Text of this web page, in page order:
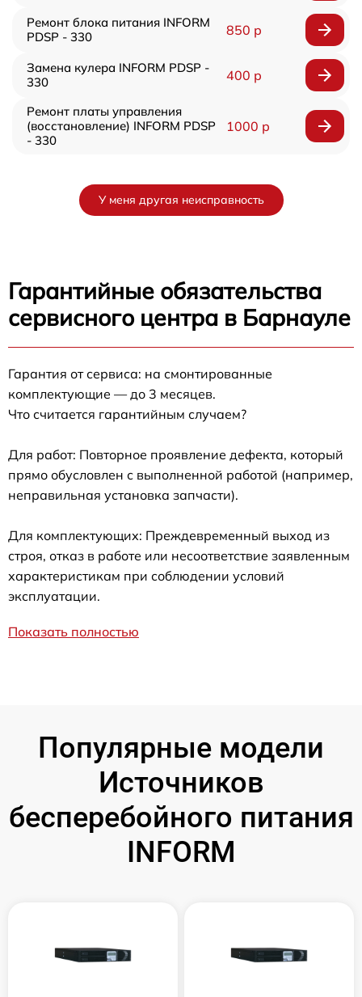
Ремонт блока питания INFORM
PDSP - 330
850 р
Замена кулера INFORM PDSP -
330
400 р
Ремонт платы управления
(восстановление) INFORM PDSP
- 330
1000 р
У меня другая неисправность
Гарантийные обязательства
сервисного центра в Барнауле
Гарантия от сервиса: на смонтированные
комплектующие — до 3 месяцев.
Что считается гарантийным случаем?
Для работ: Повторное проявление дефекта, который
прямо обусловлен с выполненной работой (например,
неправильная установка запчасти).
Для комплектующих: Преждевременный выход из
строя, отказ в работе или несоответствие заявленным
характеристикам при соблюдении условий
эксплуатации.
Показать полностью
Популярные модели
Источников
бесперебойного питания
INFORM